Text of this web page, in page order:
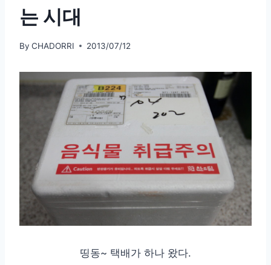
는 시대
By CHADORRI 2013/07/12
띵동~ 택배가 하나 왔다.